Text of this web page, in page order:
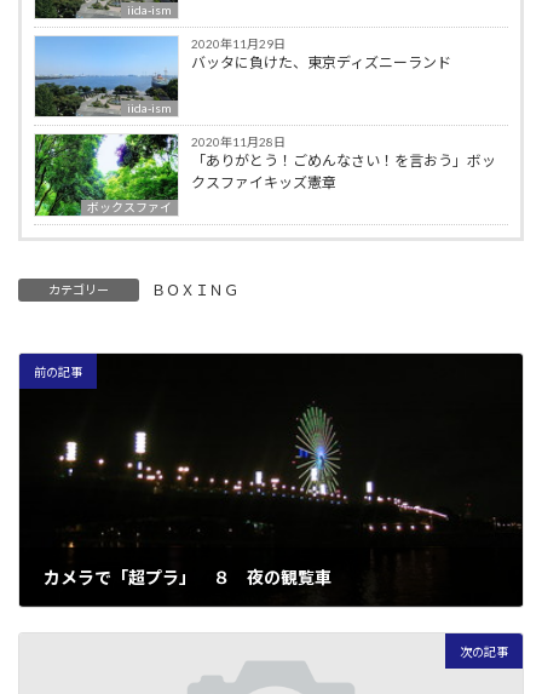
iida-ism
iida-ism
2020年11月29日
バッタに負けた、東京ディズニーランド
ボックスファイ
2020年11月28日
「ありがとう！ごめんなさい！を言おう」ボッ
クスファイキッズ憲章
カテゴリー ＢＯＸＩＮＧ
前の記事
カメラで「超プラ」 ８ 夜の観覧車
次の記事